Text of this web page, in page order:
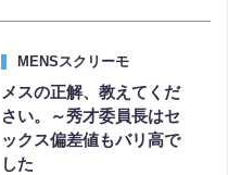
MENSスクリーモ
メスの正解、教えてくだ
さい。～秀才委員長はセ
ックス偏差値もバリ高で
した